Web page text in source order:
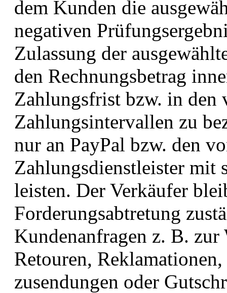
dem Kunden die
negativen
Zulassung der
den Rechnungsbetrag
Zahlungsfrist bzw. in den
Zahlungsintervallen zu
nur an PayPal bzw. den
Zahlungsdienstleister mit
leisten. Der Verkäufer
Forderungsabtretung
Kundenanfragen z. B.
Retouren,
zusendungen oder